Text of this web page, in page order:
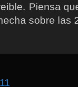
Piensa
sobre las